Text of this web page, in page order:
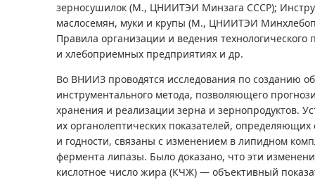
зерносушилок (М., ЦНИИТЭИ Минзага СССР);
маслосемян, муки и крупы (М., ЦНИИТЭИ
Правила организации и ведения технологического
и хлебоприемных предприятиях и др.
Во ВНИИЗ проводятся исследования по созданию
инструментального метода, позволяющего
хранения и реализации зерна и зернопродуктов.
их органолептических показателей, определяющих
и годности, связаны с изменением в липидном
фермента липазы. Было доказано, что эти
кислотное число жира (КЧЖ) — объективный